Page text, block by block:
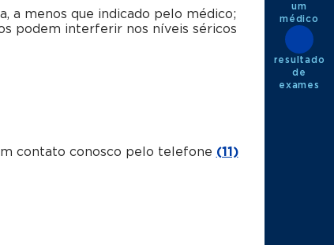
a menos que indicado pelo médico;
podem interferir nos níveis séricos
contato conosco pelo telefone (11)
um
médico
resultado
de
exames